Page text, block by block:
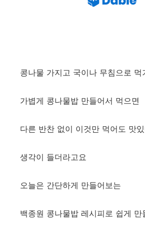
콩나물 가지고 국이나 무침으로 먹
가볍게 콩나물밥 만들어서 먹으면
다른 반찬 없이 이것만 먹어도 맛
생각이 들더라고요
오늘은 간단하게 만들어보는
백종원 콩나물밥 레시피로 쉽게 만